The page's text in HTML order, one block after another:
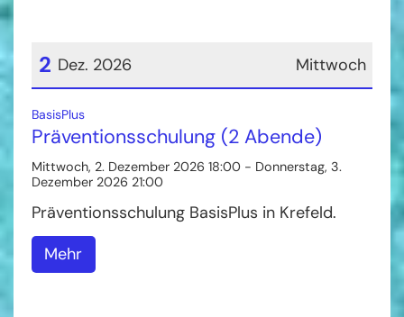
Mittwoch
2 Dez. 2026
Datum: 2. Dezember 2026
BasisPlus:
Präventionsschulung (2 Abende)
Mittwoch, 2. Dezember 2026 18:00 - Donnerstag, 3.
Dezember 2026 21:00
Präventionsschulung BasisPlus in Krefeld.
Mehr